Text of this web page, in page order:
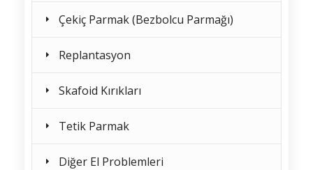
Çekiç Parmak (Bezbolcu Parmağı)
Replantasyon
Skafoid Kırıkları
Tetik Parmak
Diğer El Problemleri